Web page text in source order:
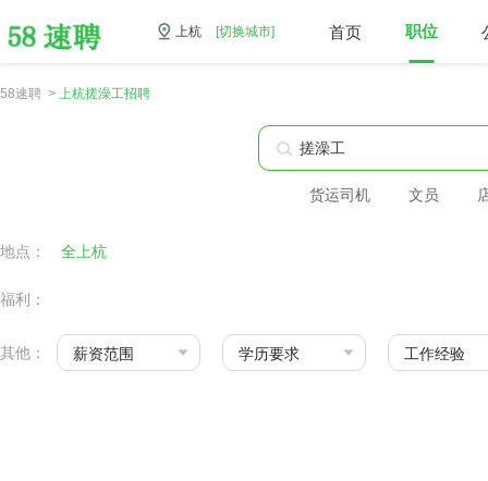
上杭 [切换城市] 首页 职位
58速聘 > 上杭搓澡工招聘
货运司机 文员
地点： 全上杭
福利：
其他： 薪资范围 学历要求 工作经验